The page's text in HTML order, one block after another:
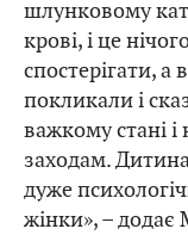
шлунковому
крові, і це
спостерігати,
покликали і
важкому стані і
заходам.
дуже
жінки», – додає